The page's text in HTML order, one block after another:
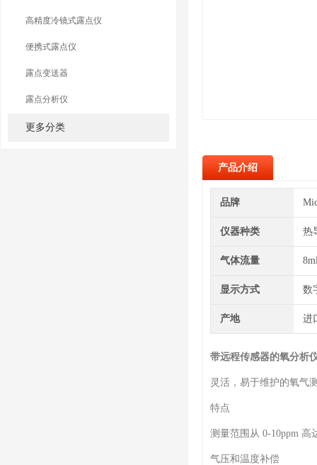
高精度冷镜式露点仪
便携式露点仪
露点变送器
露点分析仪
更多分类
产品介绍
品牌
仪器种类 热
气体流量
显示方式 数
产地 进
带远程传感器的氧分析
灵活，易于维护的氧气
特点
测量范围从 0-10ppm 高
气压和温度补偿